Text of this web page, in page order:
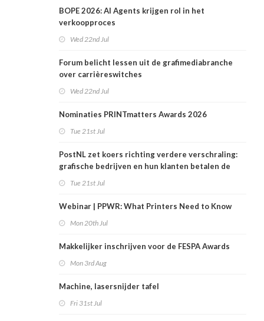
BOPE 2026: AI Agents krijgen rol in het
verkoopproces
Wed 22nd Jul
Forum belicht lessen uit de grafimediabranche
over carrièreswitches
Wed 22nd Jul
Nominaties PRINTmatters Awards 2026
Tue 21st Jul
PostNL zet koers richting verdere verschraling:
grafische bedrijven en hun klanten betalen de
Tue 21st Jul
Webinar | PPWR: What Printers Need to Know
Mon 20th Jul
Makkelijker inschrijven voor de FESPA Awards
Mon 3rd Aug
Machine, lasersnijder tafel
Fri 31st Jul